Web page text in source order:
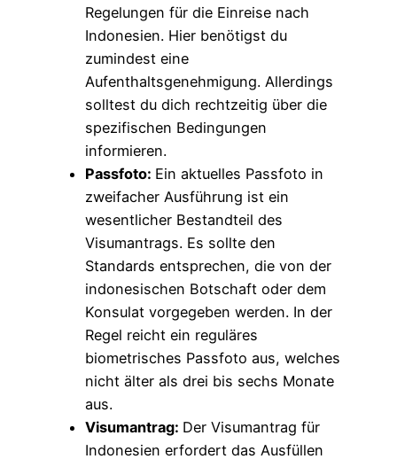
Regelungen für die Einreise nach
Indonesien. Hier benötigst du
zumindest eine
Aufenthaltsgenehmigung. Allerdings
solltest du dich rechtzeitig über die
spezifischen Bedingungen
informieren.
Passfoto: Ein aktuelles Passfoto in
zweifacher Ausführung ist ein
wesentlicher Bestandteil des
Visumantrags. Es sollte den
Standards entsprechen, die von der
indonesischen Botschaft oder dem
Konsulat vorgegeben werden. In der
Regel reicht ein reguläres
biometrisches Passfoto aus, welches
nicht älter als drei bis sechs Monate
aus.
Visumantrag: Der Visumantrag für
Indonesien erfordert das Ausfüllen